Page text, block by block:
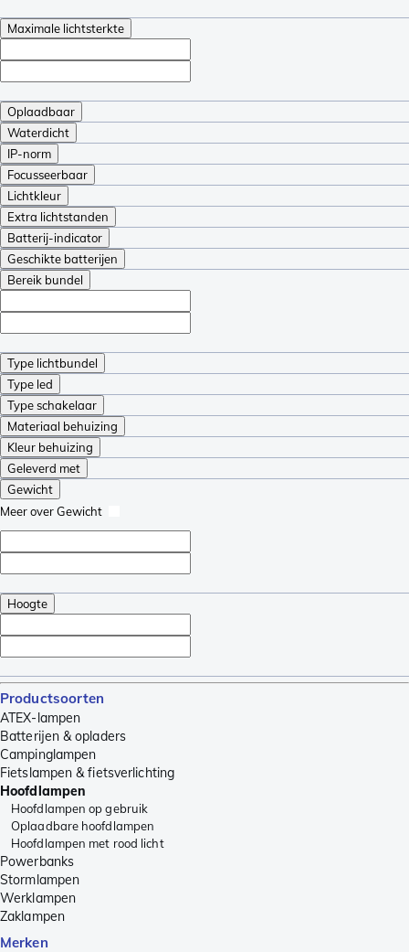
Maximale lichtsterkte
Oplaadbaar
Waterdicht
IP-norm
Focusseerbaar
Lichtkleur
Extra lichtstanden
Batterij-indicator
Geschikte batterijen
Bereik bundel
Type lichtbundel
Type led
Type schakelaar
Materiaal behuizing
Kleur behuizing
Geleverd met
Gewicht
Meer over Gewicht
Hoogte
Productsoorten
ATEX-lampen
Batterijen & opladers
Campinglampen
Fietslampen & fietsverlichting
Hoofdlampen
Hoofdlampen op gebruik
Oplaadbare hoofdlampen
Hoofdlampen met rood licht
Powerbanks
Stormlampen
Werklampen
Zaklampen
Merken